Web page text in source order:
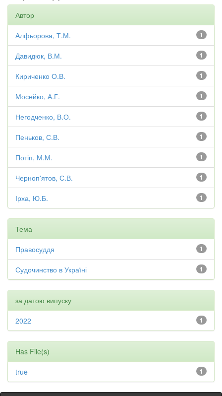
Автор
1
Алфьорова, Т.М.
1
Давидюк, В.М.
1
Кириченко О.В.
1
Мосейко, А.Г.
1
Негодченко, В.О.
1
Пеньков, С.В.
1
Потіп, М.М.
1
Черноп'ятов, С.В.
1
Ірха, Ю.Б.
Тема
1
Правосуддя
1
Судочинство в Україні
за датою випуску
1
2022
Has File(s)
1
true